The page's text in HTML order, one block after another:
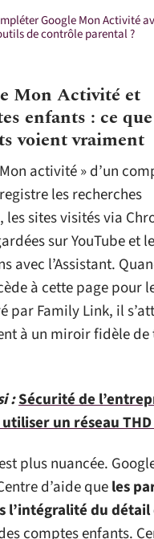
Google Mon Activité
de contrôle parental ?
Mon Activité et
enfants : ce
voient vraiment
activité » d’un
les recherches
les sites visités via
sur YouTube et
avec l’Assistant.
à cette page pour
par Family Link, il
à un miroir fidèle de
:Sécurité de
un réseau THD
plus nuancée.
d’aide queles
l’intégralité du détail
comptes enfants.